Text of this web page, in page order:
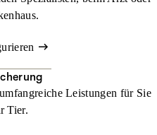
Leistungen für Sie
Tier.